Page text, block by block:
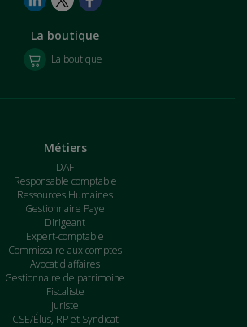
La boutique
La boutique
Métiers
DAF
Responsable comptable
Ressources Humaines
Gestionnaire Paye
Dirigeant
Expert-comptable
Commissaire aux comptes
Avocat d'affaires
Gestionnaire de patrimoine
Fiscaliste
Juriste
CSE/Élus, RP et Syndicat